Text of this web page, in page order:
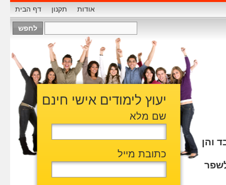
אודות תקנון דף הבית
והן
יעוץ לימודים אישי חינם
שם מלא
כתובת מייל